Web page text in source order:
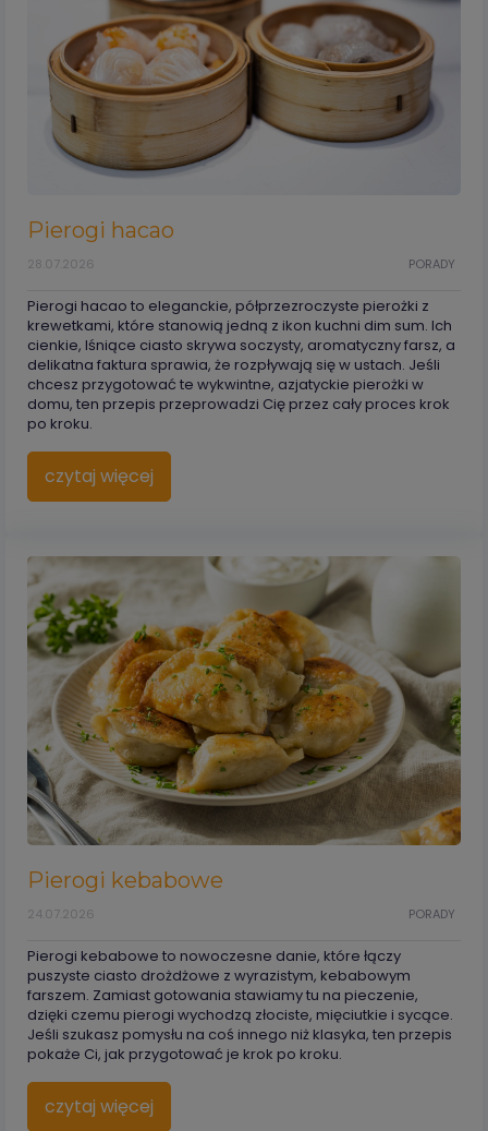
Pierogi hacao
PORADY
28.07.2026
Pierogi hacao to eleganckie, półprzezroczyste pierożki z
krewetkami, które stanowią jedną z ikon kuchni dim sum. Ich
cienkie, lśniące ciasto skrywa soczysty, aromatyczny farsz, a
delikatna faktura sprawia, że rozpływają się w ustach. Jeśli
chcesz przygotować te wykwintne, azjatyckie pierożki w
domu, ten przepis przeprowadzi Cię przez cały proces krok
po kroku.
czytaj więcej
Pierogi kebabowe
PORADY
24.07.2026
Pierogi kebabowe to nowoczesne danie, które łączy
puszyste ciasto drożdżowe z wyrazistym, kebabowym
farszem. Zamiast gotowania stawiamy tu na pieczenie,
dzięki czemu pierogi wychodzą złociste, mięciutkie i sycące.
Jeśli szukasz pomysłu na coś innego niż klasyka, ten przepis
pokaże Ci, jak przygotować je krok po kroku.
czytaj więcej